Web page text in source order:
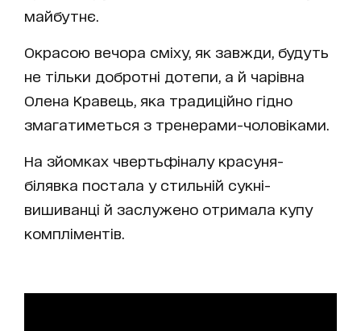
майбутнє.
Окрасою вечора сміху, як завжди, будуть
не тільки добротні дотепи, а й чарівна
Олена Кравець, яка традиційно гідно
змагатиметься з тренерами-чоловіками.
На зйомках чвертьфіналу красуня-
білявка постала у стильній сукні-
вишиванці й заслужено отримала купу
компліментів.